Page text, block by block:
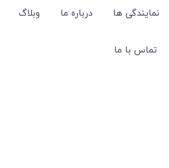
نمایندگی ها درباره ما وبلاگ
تماس با ما